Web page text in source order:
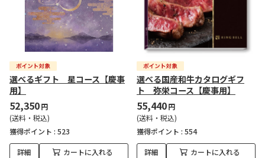
選べるギフト 星コース【慶事
用】
52,350円
(送料・税込)
獲得ポイント : 523
詳細 カートに入れる
選べる国産和牛カタログギフ
ト 弥栄コース【慶事用】
55,440円
(送料・税込)
獲得ポイント : 554
詳細 カートに入れる